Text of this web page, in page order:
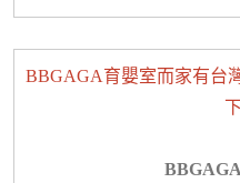
BBGAGA育嬰室而家有台